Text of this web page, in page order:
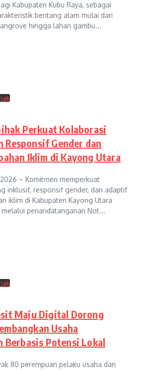
Kabupaten Kubu Raya, sebagai
bentang alam mulai dari
hingga lahan gambu...
Perkuat Kolaborasi
Responsif Gender dan
Iklim di Kayong Utara
– Komitmen memperkuat
inklusif, responsif gender, dan adaptif
iklim di Kabupaten Kayong Utara
penandatanganan Not...
Maju Digital Dorong
Usaha
Berbasis Potensi Lokal
80 perempuan pelaku usaha dan